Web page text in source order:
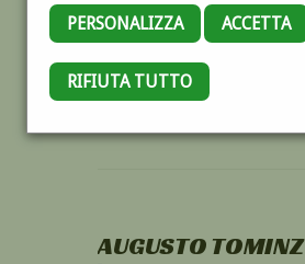
PERSONALIZZA ACCETTA
RIFIUTA TUTTO
AUGUSTO TOMINZ